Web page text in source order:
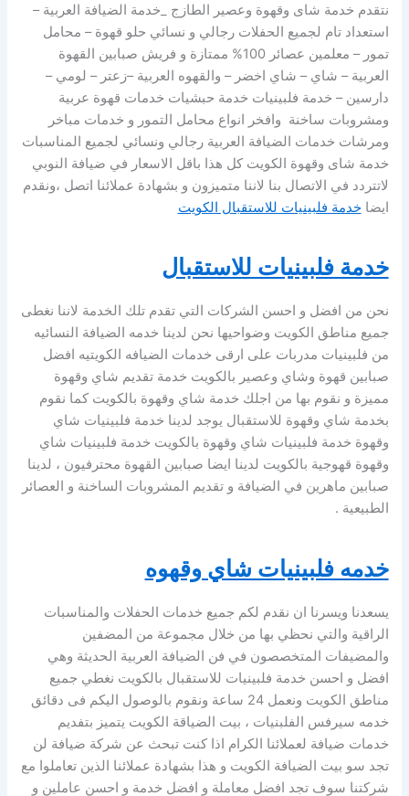
نتقدم خدمة شاى وقهوة وعصير الطازج _خدمة الضيافة العربية –
استعداد تام لجميع الحفلات رجالي و نسائي حلو قهوة – محامل
تمور – معلمين عصائر 100% ممتازة و فريش صبابين القهوة
العربية – شاي – شاي اخضر – والقهوه العربية –زعتر – لومي –
دارسين – خدمة فلبينيات خدمة حبشيات خدمات قهوة عربية
ومشروبات ساخنة وافخر انواع محامل التمور و خدمات مباخر
ومرشات خدمات الضيافة العربية رجالي ونسائي لجميع المناسبات
خدمة شاى وقهوة الكويت كل هذا باقل الاسعار في ضيافة النوبي
لاتتردد في الاتصال بنا لاننا متميزون و بشهادة عملائنا اتصل ،ونقدم
ايضاخدمة فلبينيات للاستقبال الكويت
خدمة فلبينيات للاستقبال
نحن من افضل و احسن الشركات التي تقدم تلك الخدمة لاننا نغطى
جميع مناطق الكويت وضواحيها نحن لدينا خدمه الضيافة النسائيه
من فلبينيات مدربات على ارقى خدمات الضيافه الكويتيه افضل
صبابين قهوة وشاي وعصير بالكويت خدمة تقديم شاي وقهوة
مميزة و نقوم بها من اجلك خدمة شاي وقهوة بالكويت كما نقوم
بخدمة شاي وقهوة للاستقبال يوجد لدينا خدمة فلبينيات شاي
وقهوة خدمة فلبينيات شاي وقهوة بالكويت خدمة فلبينيات شاي
وقهوة قهوجية بالكويت لدينا ايضا صبابين القهوة محترفيون ، لدينا
صبابين ماهرين في الضيافة و تقديم المشروبات الساخنة و العصائر
الطبيعية .
خدمه فلبينيات شاي وقهوه
يسعدنا ويسرنا ان نقدم لكم جميع خدمات الحفلات والمناسبات
الراقية والتي نحظي بها من خلال مجموعة من المضفين
والمضيفات المتخصصون في فن الضيافة العربية الحديثة وهي
افضل و احسن خدمة فلبينيات للاستقبال بالكويت نغطي جميع
مناطق الكويت ونعمل 24 ساعة ونقوم بالوصول اليكم فى دقائق
خدمه سيرفس الفلبنيات ، بيت الضياقة الكويت يتميز بتفديم
خدمات ضيافة لعملائنا الكرام اذا كنت تبحث عن شركة ضيافة لن
تجد سو بيت الضيافة الكويت و هذا بشهادة عملائنا الذين تعاملوا مع
شركتنا سوف تجد افضل معاملة و افضل خدمة و احسن عاملين و